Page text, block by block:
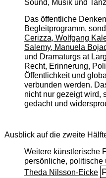
Sound, Musik und
Das öffentliche
Begleitprogramm,
Cerizza, Wolfgang
Salemy, Manuela
und Dramaturgs at
Recht, Erinnerung,
Öffentlichkeit und
verbunden werden.
nicht nur gezeigt wird,
gedacht und
Ausblick auf die zweite
Weitere künstlerische
persönliche, politische
Theda Nilsson-Eicke